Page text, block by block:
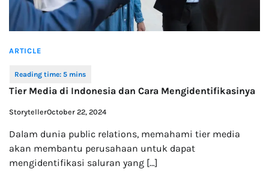
ARTICLE
Tier Media di Indonesia dan Cara Mengidentifikasinya
StorytellerOctober 22, 2024
Dalam dunia public relations, memahami tier media
akan membantu perusahaan untuk dapat
mengidentifikasi saluran yang […]